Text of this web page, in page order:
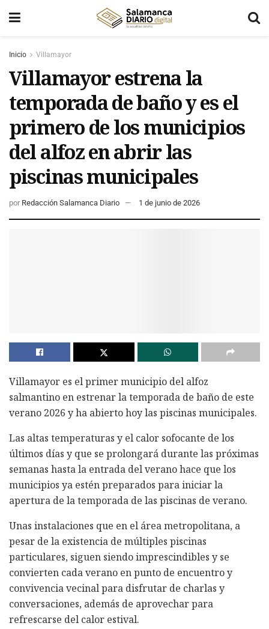
Inicio Villamayor
Villamayor estrena la
temporada de baño y es el
primero de los municipios
del alfoz en abrir las
piscinas municipales
por Redacción Salamanca Diario 1 de junio de 2026
Villamayor es el primer municipio del alfoz
salmantino en estrenar la temporada de baño de este
verano 2026 y ha abierto hoy las piscinas municipales.
Las altas temperaturas y el calor sofocante de los
últimos días y que se prolongará durante las próximas
semanas hasta la entrada del verano hace que los
municipios ya estén preparados para iniciar la
apertura de la temporada de las piscinas de verano.
Unas instalaciones que en el área metropolitana, a
pesar de la existencia de múltiples piscinas
particulares, siguen siendo imprescindibles y se
convierten cada verano en punto de encuentro y
convivencia vecinal para disfrutar de charlas y
conversaciones, además de aprovechar para
refrescarse del calor estival.